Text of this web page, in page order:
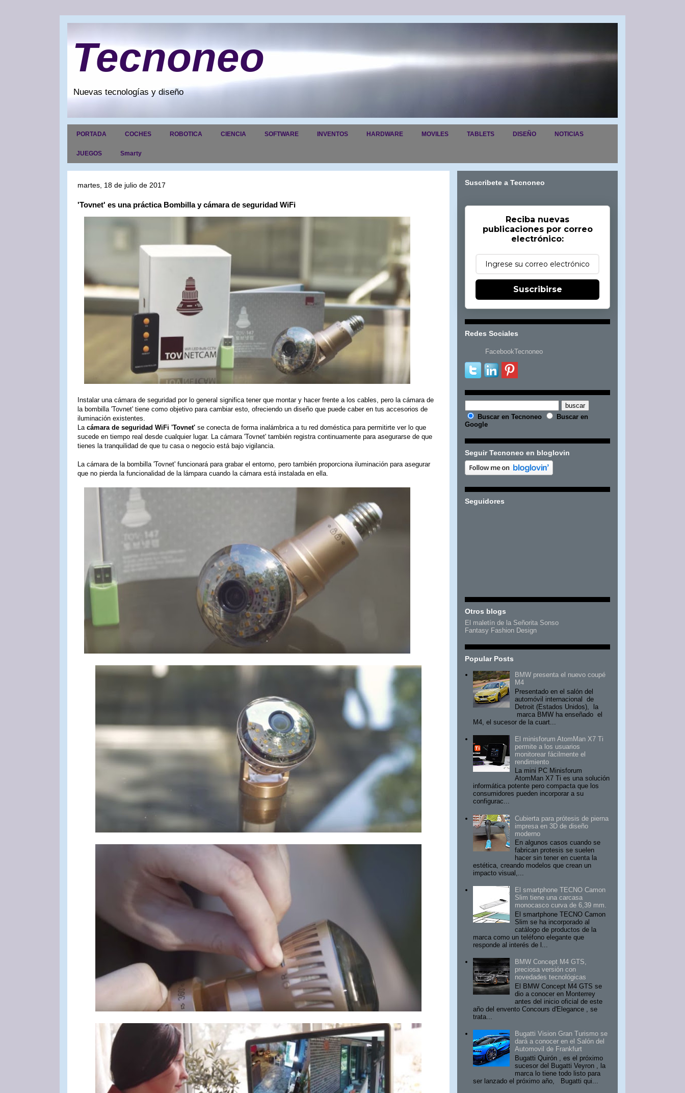
Tecnoneo
Nuevas tecnologías y diseño
PORTADA COCHES ROBOTICA CIENCIA SOFTWARE INVENTOS HARDWARE MOVILES TABLETS DISEÑO NOTICIAS
JUEGOS Smarty
martes, 18 de julio de 2017
'Tovnet' es una práctica Bombilla y cámara de seguridad WiFi
Instalar una cámara de seguridad por lo general significa tener que montar y hacer frente a los cables, pero la cámara de
la bombilla 'Tovnet' tiene como objetivo para cambiar esto, ofreciendo un diseño que puede caber en tus accesorios de
iluminación existentes.
La cámara de seguridad WiFi 'Tovnet' se conecta de forma inalámbrica a tu red doméstica para permitirte ver lo que
sucede en tiempo real desde cualquier lugar. La cámara 'Tovnet' también registra continuamente para asegurarse de que
tienes la tranquilidad de que tu casa o negocio está bajo vigilancia.
La cámara de la bombilla 'Tovnet' funcionará para grabar el entorno, pero también proporciona iluminación para asegurar
que no pierda la funcionalidad de la lámpara cuando la cámara está instalada en ella.
Suscribete a Tecnoneo
Reciba nuevas
publicaciones por correo
electrónico:
Suscribirse
Redes Sociales
FacebookTecnoneo
Buscar en Tecnoneo
Buscar en
Google
Seguir Tecnoneo en bloglovin
Seguidores
Otros blogs
El maletín de la Señorita Sonso
Fantasy Fashion Design
Popular Posts
BMW presenta el nuevo coupé
M4
Presentado en el salón del
automóvil internacional de
Detroit (Estados Unidos), la
marca BMW ha enseñado el
M4, el sucesor de la cuart...
El minisforum AtomMan X7 Ti
permite a los usuarios
monitorear fácilmente el
rendimiento
La mini PC Minisforum
AtomMan X7 Ti es una solución
informática potente pero compacta que los
consumidores pueden incorporar a su
configurac...
Cubierta para prótesis de pierna
impresa en 3D de diseño
moderno
En algunos casos cuando se
fabrican protesis se suelen
hacer sin tener en cuenta la
estética, creando modelos que crean un
impacto visual,...
El smartphone TECNO Camon
Slim tiene una carcasa
monocasco curva de 6,39 mm.
El smartphone TECNO Camon
Slim se ha incorporado al
catálogo de productos de la
marca como un teléfono elegante que
responde al interés de l...
BMW Concept M4 GTS,
preciosa versión con
novedades tecnológicas
El BMW Concept M4 GTS se
dio a conocer en Monterrey
antes del inicio oficial de este
año del envento Concours d'Elegance , se
trata...
Bugatti Vision Gran Turismo se
dará a conocer en el Salón del
Automovil de Frankfurt
Bugatti Quirón , es el próximo
sucesor del Bugatti Veyron , la
marca lo tiene todo listo para
ser lanzado el próximo año, Bugatti qui...